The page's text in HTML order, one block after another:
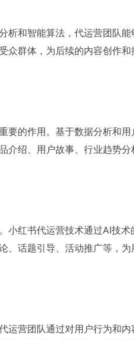
析和智能算法，代运营团队能
众群体，为后续的内容创作
要的作用。基于数据分析和用
介绍、用户故事、行业趋势分
小红书代运营技术通过AI技术
、话题引导、活动推广等，为
运营团队通过对用户行为和内